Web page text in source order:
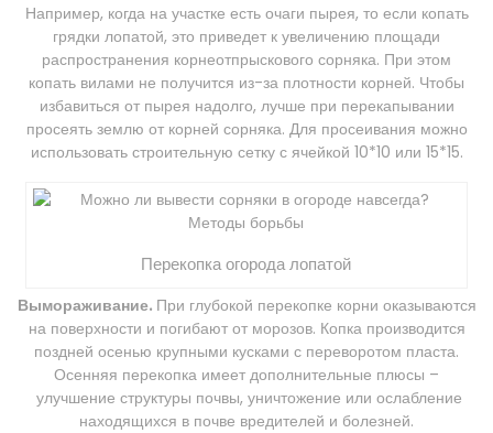
Например, когда на участке есть очаги пырея, то если копать
грядки лопатой, это приведет к увеличению площади
распространения корнеотпрыскового сорняка. При этом
копать вилами не получится из-за плотности корней. Чтобы
избавиться от пырея надолго, лучше при перекапывании
просеять землю от корней сорняка. Для просеивания можно
использовать строительную сетку с ячейкой 10*10 или 15*15.
Перекопка огорода лопатой
Вымораживание. При глубокой перекопке корни оказываются
на поверхности и погибают от морозов. Копка производится
поздней осенью крупными кусками с переворотом пласта.
Осенняя перекопка имеет дополнительные плюсы –
улучшение структуры почвы, уничтожение или ослабление
находящихся в почве вредителей и болезней.